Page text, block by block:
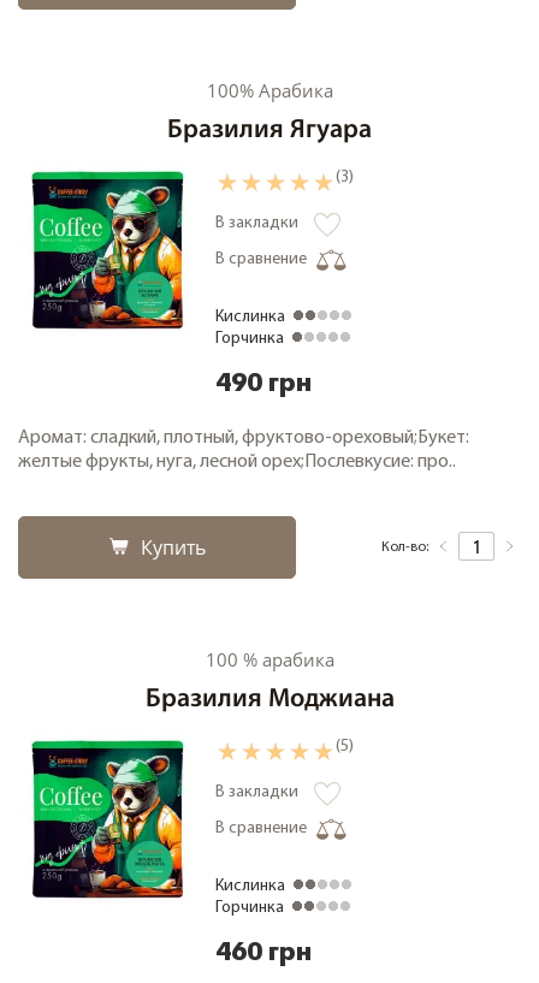
100% Арабика
Бразилия Ягуара
(3)
В закладки
В сравнение
Кислинка
Горчинка
490 грн
Аромат: сладкий, плотный, фруктово-ореховый;Букет:
желтые фрукты, нуга, лесной орех;Послевкусие: про..
Купить Кол-во:
100 % арабика
Бразилия Моджиана
(5)
В закладки
В сравнение
Кислинка
Горчинка
460 грн